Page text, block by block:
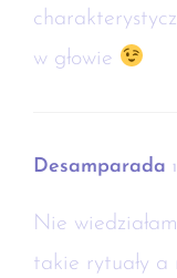
w głowie
Desamparada
Nie
takie rytuały a